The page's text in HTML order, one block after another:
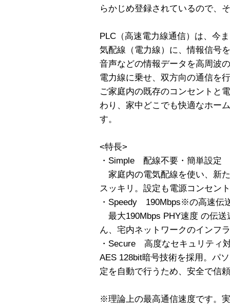
らかじめ登録されているので、
PLC（高速電力線通信）は、今
気配線（電力線）に、情報信号
音声などの情報データを高周波
電力線に乗せ、双方向の通信を
ご家庭内の既存のコンセントと
わり、家中どこでも快適なホー
す。
<特長>
・Simple 配線不要・簡単設定
家庭内の電気配線を使い、新
スッキリ。設定も電源コンセン
・Speedy 190Mbps※の高速伝
最大190Mbps PHY速度 の伝送
ん、宅内ネットワークのインフ
・Secure 高度なセキュリティ
AES 128bit暗号技術を採用。パ
定を自動で行うため、安全で信
※理論上の最高通信速度です。